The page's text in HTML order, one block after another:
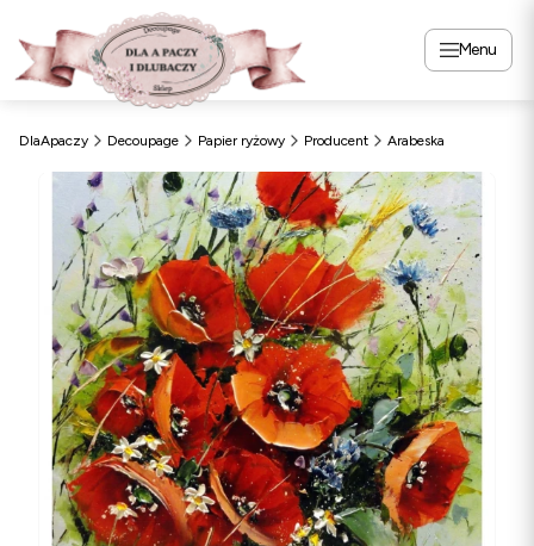
Menu
DlaApaczy Decoupage Papier ryżowy Producent Arabeska